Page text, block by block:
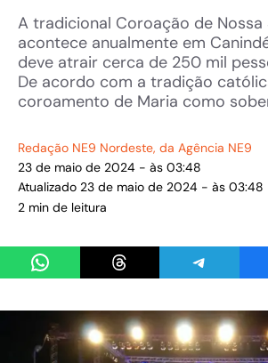
A tradicional Coroação de Nossa
acontece anualmente em
deve atrair cerca de 250 mil
De acordo com a tradição
coroamento de Maria como
Redação NE9 Nordeste, da Agência NE9
23 de maio de 2024 - às 03:48
Atualizado 23 de maio de 2024 - às 03:48
2 min de leitura
Share on WhatsAppShare on ThreadsShare on